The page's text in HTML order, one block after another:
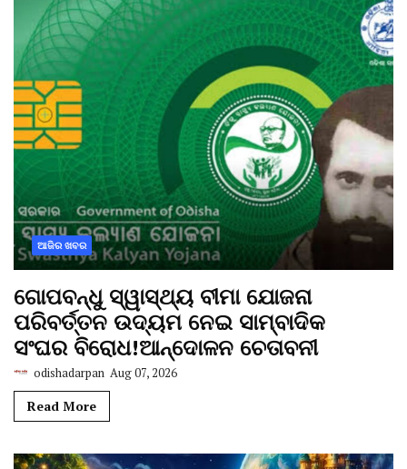
ଆଜିର ଖବର
ଗୋପବନ୍ଧୁ ସ୍ୱାସ୍ଥ୍ୟ ବୀମା ଯୋଜନା
ପରିବର୍ତ୍ତନ ଉଦ୍ୟମ ନେଇ ସାମ୍ବାଦିକ
ସଂଘର ବିରୋଧ!ଆନ୍ଦୋଳନ ଚେତାବନୀ
odishadarpan Aug 07, 2026
Read More